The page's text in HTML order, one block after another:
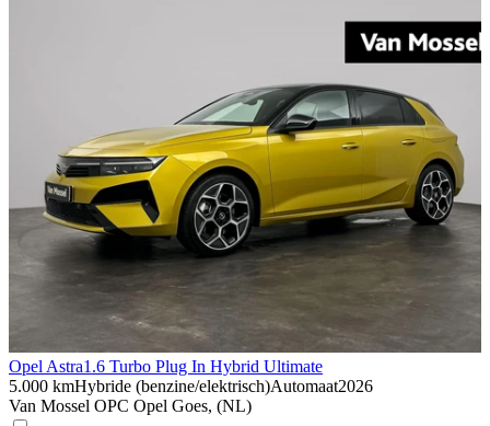
Opel Astra1.6 Turbo Plug In Hybrid Ultimate
5.000 kmHybride (benzine/elektrisch)Automaat2026
Van Mossel OPC Opel Goes, (NL)